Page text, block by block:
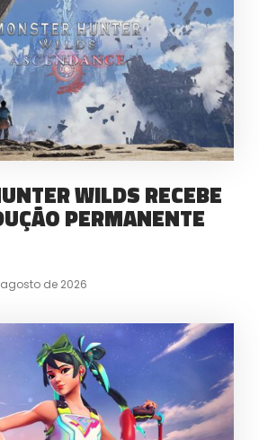
WILDS RECEBE
PERMANENTE
de 2026